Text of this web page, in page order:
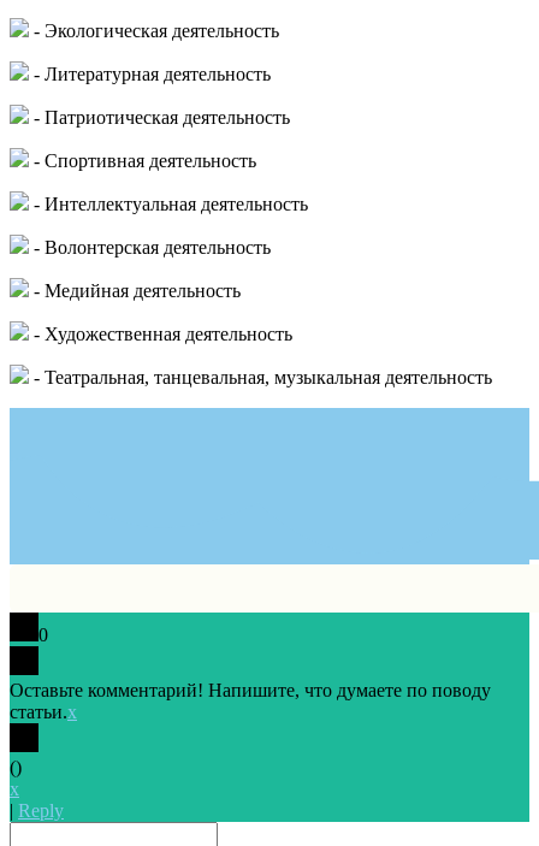
- Экологическая деятельность
- Литературная деятельность
- Патриотическая деятельность
- Спортивная деятельность
- Интеллектуальная деятельность
- Волонтерская деятельность
- Медийная деятельность
- Художественная деятельность
- Театральная, танцевальная, музыкальная деятельность
0
Оставьте комментарий! Напишите, что думаете по поводу
статьи.x
()
x
| Reply